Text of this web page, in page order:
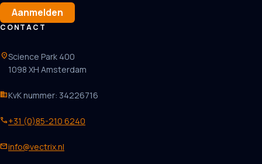
Aanmelden
CONTACT
location_onScience Park 400
1098 XH Amsterdam
businessKvK nummer: 34226716
phone+31 (0)85-210 6240
mailinfo@vectrix.nl